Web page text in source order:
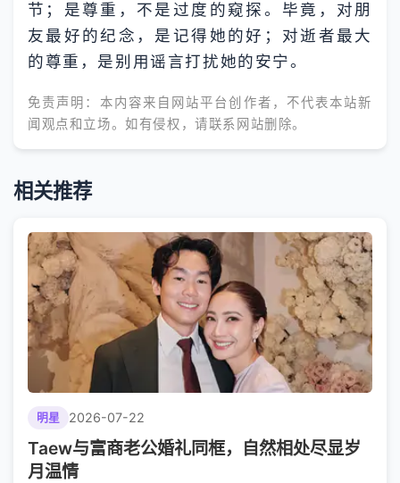
节；是尊重，不是过度的窥探。毕竟，对朋
友最好的纪念，是记得她的好；对逝者最大
的尊重，是别用谣言打扰她的安宁。
免责声明：本内容来自网站平台创作者，不代表本站新
闻观点和立场。如有侵权，请联系网站删除。
相关推荐
明星 2026-07-22
Taew与富商老公婚礼同框，自然相处尽显岁
月温情